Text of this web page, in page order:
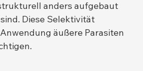
anders aufgebaut
Diese Selektivität
äußere Parasiten